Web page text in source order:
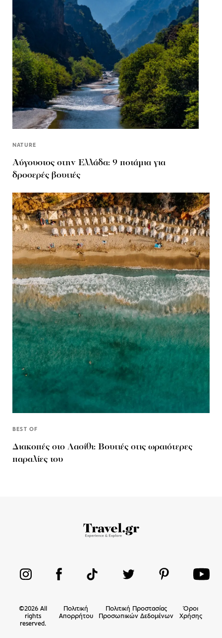
NATURE
Αύγουστος στην Ελλάδα: 9 ποτάμια για
δροσερές βουτιές
BEST OF
Διακοπές στο Λασίθι: Βουτιές στις ωραιότερες
παραλίες του
©2026 All
rights
reserved.
Πολιτική
Απορρήτου
Πολιτική Προστασίας
Προσωπικών Δεδομένων
Όροι
Χρήσης